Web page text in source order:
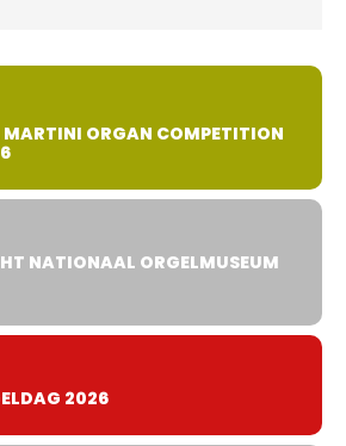
ORGAN COMPETITION
NATIONAAL ORGELMUSEUM
2026